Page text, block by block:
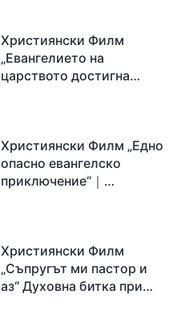
Християнски Филм
„Евангелието на
царството достигна
Християнски Филм „Едно
опасно евангелско
приключение“｜
Исус
Християнски Филм
„Съпругът ми пастор и
аз“ Духовна битка при